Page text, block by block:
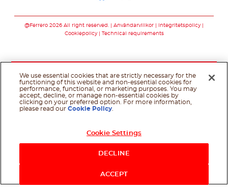
@Ferrero 2026 All right reserved. Användarvillkor
Integritetspolicy
Cookiepolicy
Technical requirements
We use essential cookies that are strictly necessary for the
functioning of this website and non-essential cookies for
performance, functional, or marketing purposes. You may
accept, decline, or manage non-essential cookies by
clicking on your preferred option. For more information,
please read ourCookie Policy
Cookie Settings
DECLINE
ACCEPT